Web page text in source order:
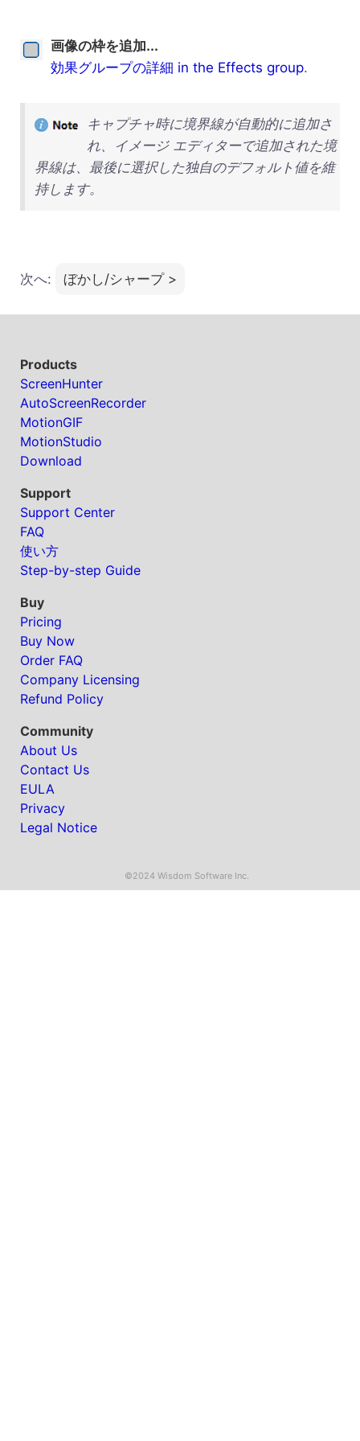
画像の枠を追加...
効果グループの詳細 in the Effects group.
キャプチャ時に境界線が自動的に追加さ
れ、イメージ エディターで追加された境
界線は、最後に選択した独自のデフォルト値を維
持します。
次へ: ぼかし/シャープ >
Products
ScreenHunter
AutoScreenRecorder
MotionGIF
MotionStudio
Download
Support
Support Center
FAQ
使い方
Step-by-step Guide
Buy
Pricing
Buy Now
Order FAQ
Company Licensing
Refund Policy
Community
About Us
Contact Us
EULA
Privacy
Legal Notice
©2024 Wisdom Software Inc.